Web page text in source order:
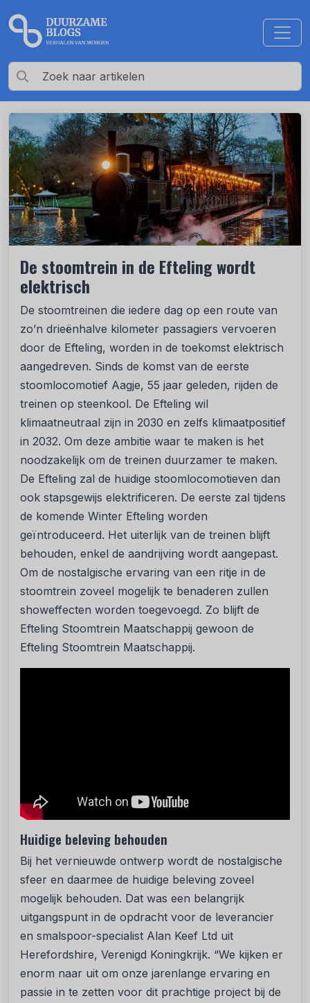
De stoomtrein in de Efteling wordt
elektrisch
De stoomtreinen die iedere dag op een route van
zo’n drieënhalve kilometer passagiers vervoeren
door de Efteling, worden in de toekomst elektrisch
aangedreven. Sinds de komst van de eerste
stoomlocomotief Aagje, 55 jaar geleden, rijden de
treinen op steenkool. De Efteling wil
klimaatneutraal zijn in 2030 en zelfs klimaatpositief
in 2032. Om deze ambitie waar te maken is het
noodzakelijk om de treinen duurzamer te maken.
De Efteling zal de huidige stoomlocomotieven dan
ook stapsgewijs elektrificeren. De eerste zal tijdens
de komende Winter Efteling worden
geïntroduceerd. Het uiterlijk van de treinen blijft
behouden, enkel de aandrijving wordt aangepast.
Om de nostalgische ervaring van een ritje in de
stoomtrein zoveel mogelijk te benaderen zullen
showeffecten worden toegevoegd. Zo blijft de
Efteling Stoomtrein Maatschappij gewoon de
Efteling Stoomtrein Maatschappij.
Huidige beleving behouden
Bij het vernieuwde ontwerp wordt de nostalgische
sfeer en daarmee de huidige beleving zoveel
mogelijk behouden. Dat was een belangrijk
uitgangspunt in de opdracht voor de leverancier
en smalspoor-specialist Alan Keef Ltd uit
Herefordshire, Verenigd Koningkrijk. “We kijken er
enorm naar uit om onze jarenlange ervaring en
passie in te zetten voor dit prachtige project bij de